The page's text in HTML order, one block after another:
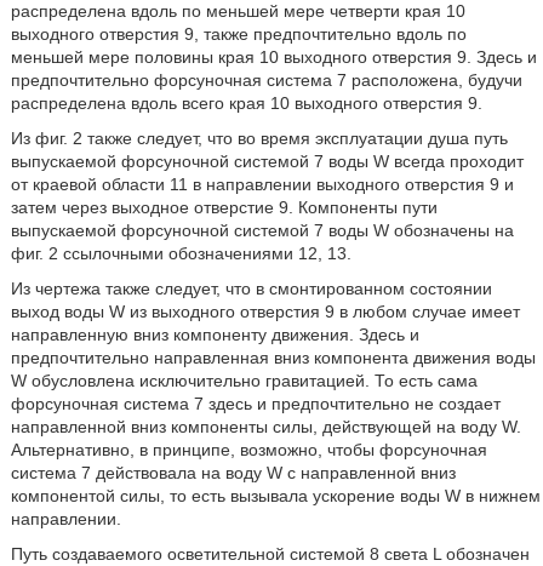
распределена вдоль по меньшей мере четверти края 10
выходного отверстия 9, также предпочтительно вдоль по
меньшей мере половины края 10 выходного отверстия 9. Здесь и
предпочтительно форсуночная система 7 расположена, будучи
распределена вдоль всего края 10 выходного отверстия 9.
Из фиг. 2 также следует, что во время эксплуатации душа путь
выпускаемой форсуночной системой 7 воды W всегда проходит
от краевой области 11 в направлении выходного отверстия 9 и
затем через выходное отверстие 9. Компоненты пути
выпускаемой форсуночной системой 7 воды W обозначены на
фиг. 2 ссылочными обозначениями 12, 13.
Из чертежа также следует, что в смонтированном состоянии
выход воды W из выходного отверстия 9 в любом случае имеет
направленную вниз компоненту движения. Здесь и
предпочтительно направленная вниз компонента движения воды
W обусловлена исключительно гравитацией. То есть сама
форсуночная система 7 здесь и предпочтительно не создает
направленной вниз компоненты силы, действующей на воду W.
Альтернативно, в принципе, возможно, чтобы форсуночная
система 7 действовала на воду W с направленной вниз
компонентой силы, то есть вызывала ускорение воды W в нижнем
направлении.
Путь создаваемого осветительной системой 8 света L обозначен